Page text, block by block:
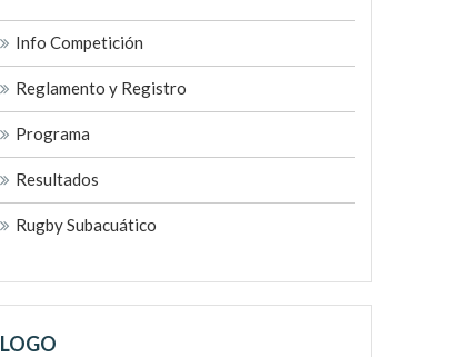
Info Competición
Reglamento y Registro
Programa
Resultados
Rugby Subacuático
LOGO